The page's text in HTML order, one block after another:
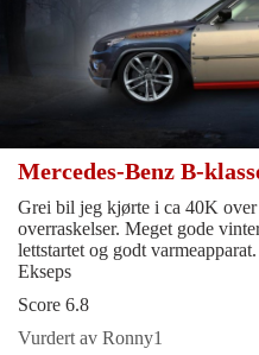
Mercedes-Benz B-
Grei bil jeg kjørte i ca 40K
overraskelser. Meget gode
lettstartet og godt
Ekseps
Score 6.8
Vurdert av Ronny1